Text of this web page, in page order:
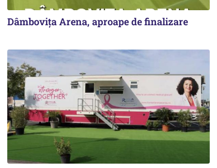
Dâmbovița Arena, aproape de finalizare